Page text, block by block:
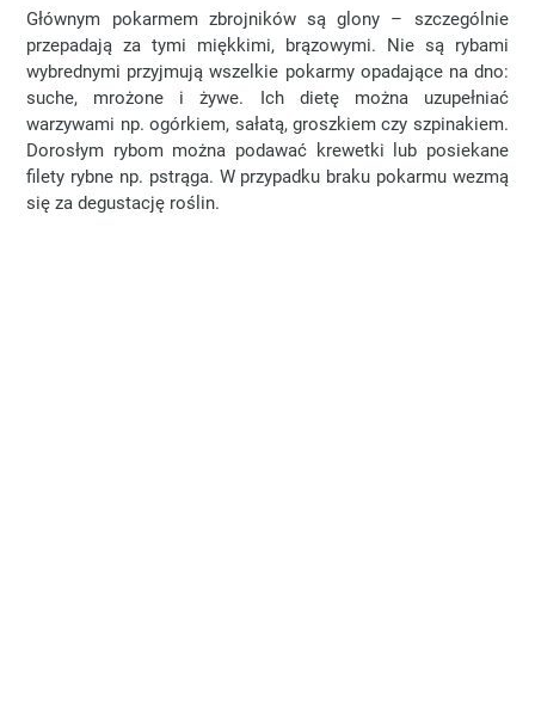
Głównym pokarmem zbrojników są glony – szczególnie
przepadają za tymi miękkimi, brązowymi. Nie są rybami
wybrednymi przyjmują wszelkie pokarmy opadające na dno:
suche, mrożone i żywe. Ich dietę można uzupełniać
warzywami np. ogórkiem, sałatą, groszkiem czy szpinakiem.
Dorosłym rybom można podawać krewetki lub posiekane
filety rybne np. pstrąga. W przypadku braku pokarmu wezmą
się za degustację roślin.